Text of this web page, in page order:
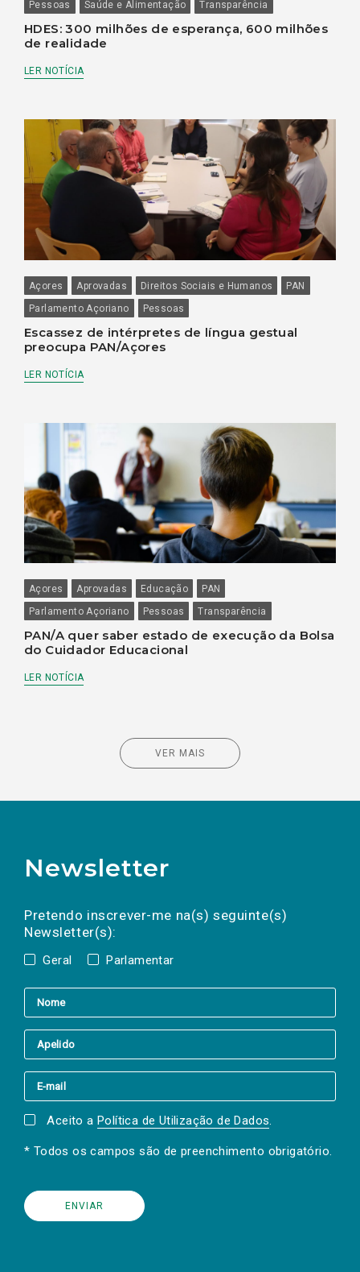
Pessoas Saúde e Alimentação Transparência
HDES: 300 milhões de esperança, 600 milhões
de realidade
LER NOTÍCIA
Açores Aprovadas Direitos Sociais e Humanos
PAN
Parlamento Açoriano
Pessoas
Escassez de intérpretes de língua gestual
preocupa PAN/Açores
LER NOTÍCIA
Açores Aprovadas Educação
PAN
Parlamento Açoriano
Pessoas Transparência
PAN/A quer saber estado de execução da Bolsa
do Cuidador Educacional
LER NOTÍCIA
VER MAIS
Newsletter
Pretendo inscrever-me na(s) seguinte(s)
Newsletter(s):
Geral Parlamentar
a(s) newsletter(s).
mail
Aceito a Política de Utilização de Dados.
* Todos os campos são de preenchimento obrigatório.